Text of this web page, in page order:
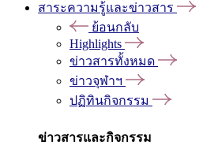
สาระความรู้และข่าวสาร
ย้อนกลับ
Highlights
ข่าวสารทั้งหมด
ข่าวจุฬาฯ
ปฏิทินกิจกรรม
ข่าวสารและกิจกรรม